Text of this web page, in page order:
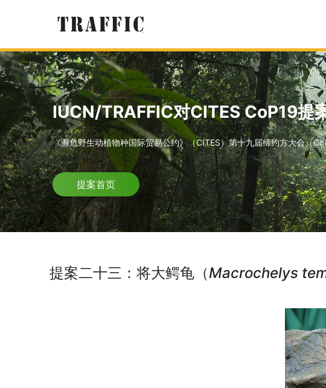
IUCN/TRAFFIC对CITES CoP19提
《濒危野生动植物种国际贸易公约》（CITES）第十九届缔约方大会（
提案首页
提案二十三：将大鳄龟（Macrochelys